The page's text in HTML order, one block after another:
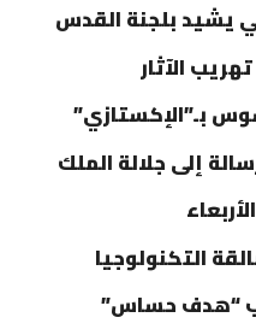
يشيد بلجنة القدس
الآثار
بـ”الإكستازي”
إلى جلالة الملك
التكنولوجيا
“هدف حساس”